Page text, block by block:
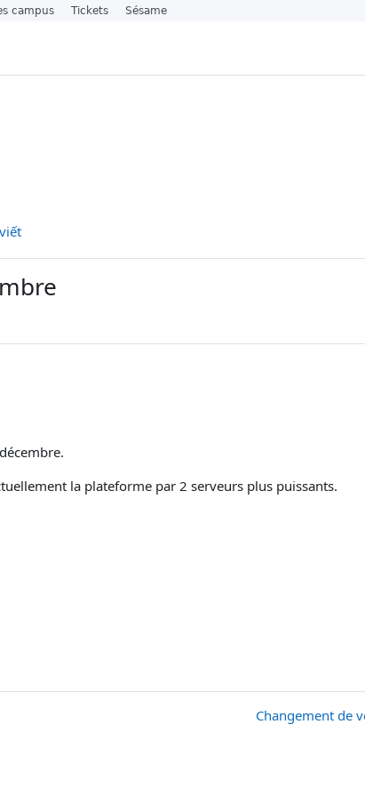
la plateforme par 2 serveurs plus puissants.
Changement de
campus Tickets Sésame